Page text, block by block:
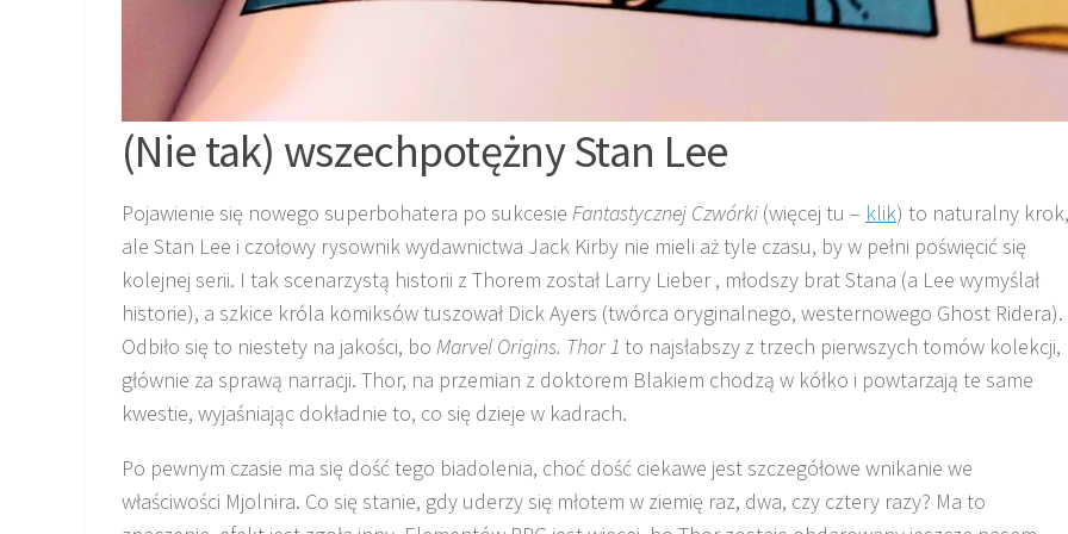
(Nie tak) wszechpotężny Stan Lee
Pojawienie się nowego superbohatera po sukcesie Fantastycznej Czwórki (więcej tu – klik) to naturalny krok,
ale Stan Lee i czołowy rysownik wydawnictwa Jack Kirby nie mieli aż tyle czasu, by w pełni poświęcić się
kolejnej serii. I tak scenarzystą historii z Thorem został Larry Lieber , młodszy brat Stana (a Lee wymyślał
historie), a szkice króla komiksów tuszował Dick Ayers (twórca oryginalnego, westernowego Ghost Ridera).
Odbiło się to niestety na jakości, bo Marvel Origins. Thor 1 to najsłabszy z trzech pierwszych tomów kolekcji,
głównie za sprawą narracji. Thor, na przemian z doktorem Blakiem chodzą w kółko i powtarzają te same
kwestie, wyjaśniając dokładnie to, co się dzieje w kadrach.
Po pewnym czasie ma się dość tego biadolenia, choć dość ciekawe jest szczegółowe wnikanie we
właściwości Mjolnira. Co się stanie, gdy uderzy się młotem w ziemię raz, dwa, czy cztery razy? Ma to